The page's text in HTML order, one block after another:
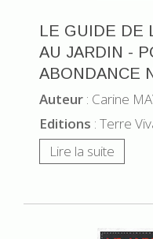
LE GUIDE DE
AU JARDIN -
ABONDANCE
Auteur : Carine
Editions : Terre
Lire la suite